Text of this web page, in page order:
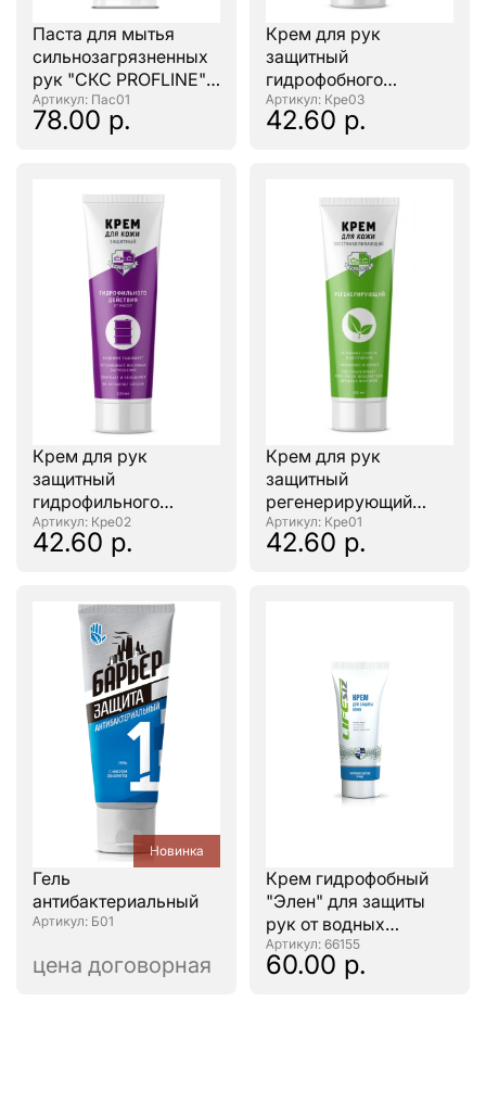
Паста для мытья
сильнозагрязненных
рук "СКС PROFLINE"
туба 200мл.
: Пас01
78.00 р.
Крем для рук
защитный
гидрофобного
действия "CKC
PROFLINE" 100мл.
: Кре03
42.60 р.
Крем для рук
защитный
гидрофильного
действия "CKC
PROFLINE" 100мл.
: Кре02
42.60 р.
Крем для рук
защитный
регенерирующий
"CKC PROFLINE"
100мл.
: Кре01
42.60 р.
Новинка
Гель
антибактериальный
: Б01
цена договорная
Крем гидрофобный
"Элен" для защиты
рук от водных
растворов, 100мл.
: 66155
60.00 р.